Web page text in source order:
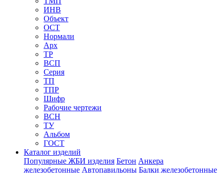
ИНВ
Объект
ОСТ
Нормали
Арх
ТР
ВСП
Серия
ТП
ТПР
Шифр
Рабочие чертежи
ВСН
ТУ
Альбом
ГОСТ
Каталог изделий
Популярные ЖБИ изделия Бетон Анкера
железобетонные Автопавильоны Балки железобетонные